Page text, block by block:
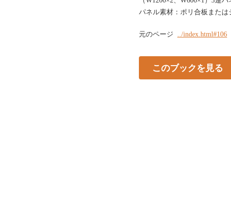
パネル素材：ポリ合板または
元のページ ../index.html#106
このブックを見る